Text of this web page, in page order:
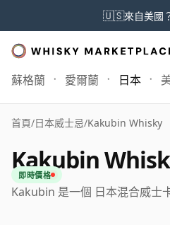
🇺🇸來自美國
蘇格蘭 愛爾蘭 日本
首頁/日本威士忌/Kakubin Whisky
Kakubin
即時價格
Kakubin 是一個 日本混合威士